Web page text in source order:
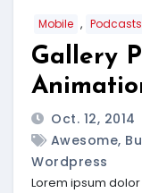
Mobile , Podcasts
Gallery
Oct. 12, 2014
Awesome,
Wordpress
Lorem ipsum